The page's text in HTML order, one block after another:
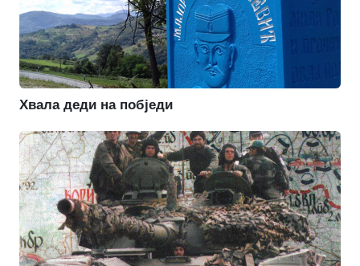
Хвала деди на побједи